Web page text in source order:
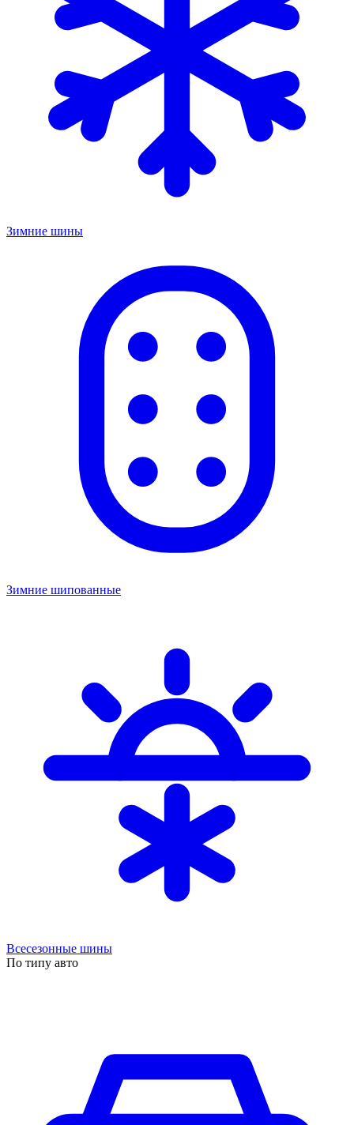
Зимние шины
Зимние шипованные
Всесезонные шины
По типу авто